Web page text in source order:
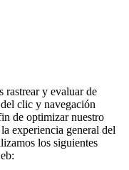
rastrear y evaluar de
clic y navegación
de optimizar nuestro
experiencia general del
los siguientes